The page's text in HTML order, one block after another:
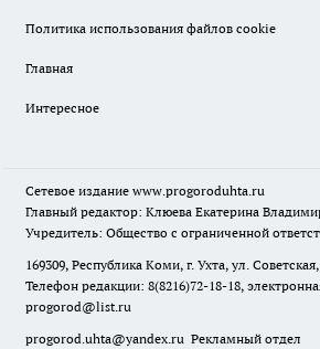
Политика использования файлов cookie
Главная
Интересное
Сетевое издание www.progoroduhta.ru
Главный редактор: Клюева Екатерина
Учредитель: Общество с ограниченной
169309, Республика Коми, г. Ухта, ул.
Телефон редакции: 8(8216)72-18-18,
progorod@list.ru
progorod.uhta@yandex.ru Рекламный отдел